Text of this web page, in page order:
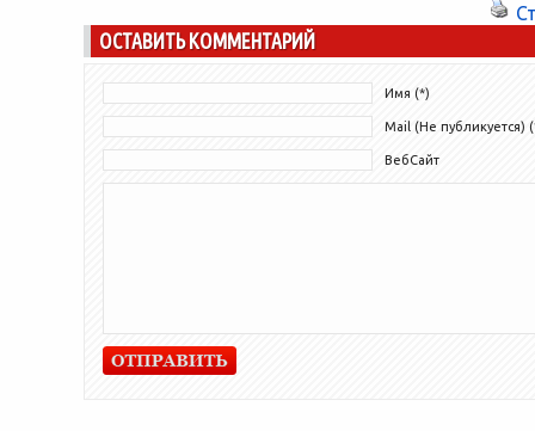
году...
ОСТАВИТЬ КОММЕНТАРИЙ
Имя (*)
Mail (Не публикуется)
ВебСайт